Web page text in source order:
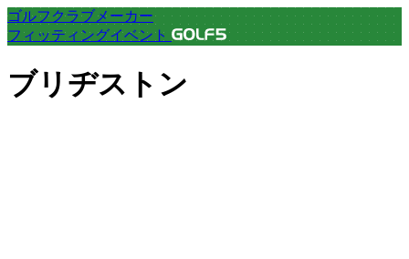
ゴルフクラブメーカー
フィッティングイベント
ブリヂストン